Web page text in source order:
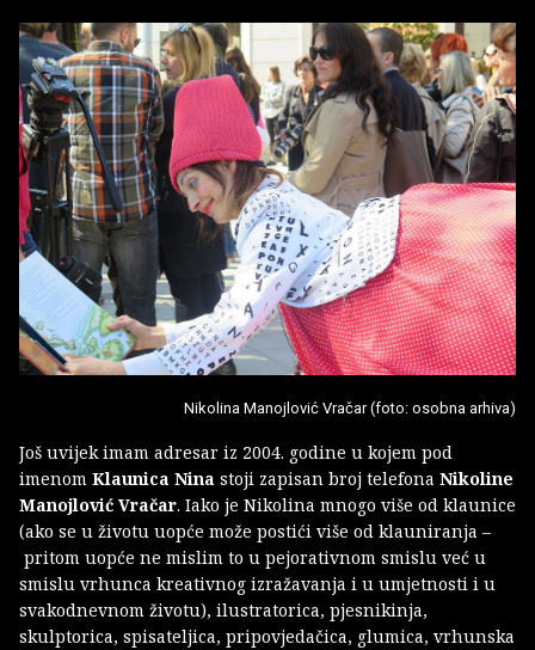
Nikolina Manojlović Vračar (foto: osobna arhiva)
Još uvijek imam adresar iz 2004. godine u kojem pod
imenom Klaunica Nina stoji zapisan broj telefona Nikoline
Manojlović Vračar. Iako je Nikolina mnogo više od klaunice
(ako se u životu uopće može postići više od klauniranja –
pritom uopće ne mislim to u pejorativnom smislu već u
smislu vrhunca kreativnog izražavanja i u umjetnosti i u
svakodnevnom životu), ilustratorica, pjesnikinja,
skulptorica, spisateljica, pripovjedačica, glumica, vrhunska